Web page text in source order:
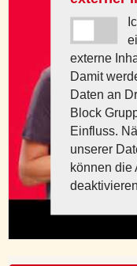
externe
Damit
Daten an
Block
Einfluss.
unserer
können die